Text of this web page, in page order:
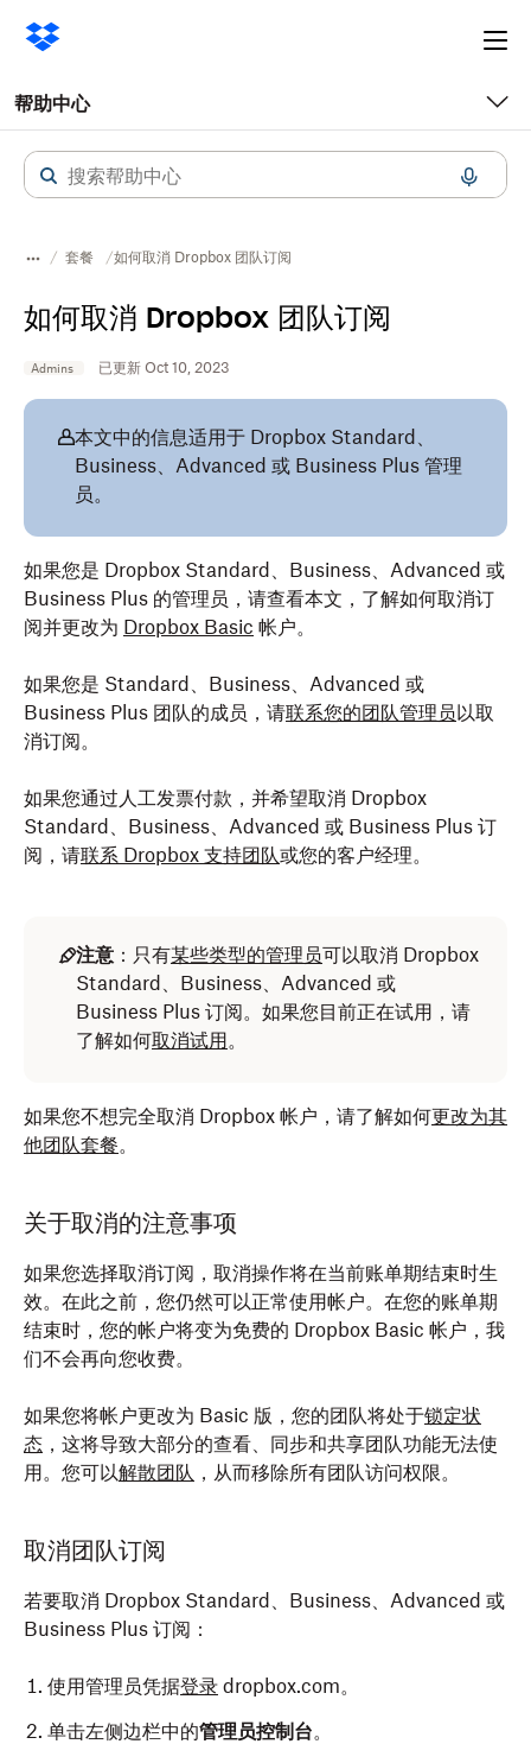
帮助中心
套餐 如何取消 Dropbox 团队订阅
如何取消 Dropbox 团队订阅
Admins 已更新 Oct 10, 2023
本文中的信息适用于 Dropbox Standard、
Business、Advanced 或 Business Plus 管理
员。
如果您是 Dropbox Standard、Business、Advanced 或
Business Plus 的管理员，请查看本文，了解如何取消订
阅并更改为 Dropbox Basic 帐户。
如果您是 Standard、Business、Advanced 或
Business Plus 团队的成员，请联系您的团队管理员以取
消订阅。
如果您通过人工发票付款，并希望取消 Dropbox
Standard、Business、Advanced 或 Business Plus 订
阅，请联系 Dropbox 支持团队或您的客户经理。
注意 ：只有某些类型的管理员可以取消 Dropbox
Standard、Business、Advanced 或
Business Plus 订阅。如果您目前正在试用，请
了解如何取消试用。
如果您不想完全取消 Dropbox 帐户，请了解如何更改为其
他团队套餐。
关于取消的注意事项
如果您选择取消订阅，取消操作将在当前账单期结束时生
效。在此之前，您仍然可以正常使用帐户。在您的账单期
结束时，您的帐户将变为免费的 Dropbox Basic 帐户，我
们不会再向您收费。
如果您将帐户更改为 Basic 版，您的团队将处于锁定状
态 ，这将导致大部分的查看、同步和共享团队功能无法使
用。您可以解散团队 ，从而移除所有团队访问权限。
取消团队订阅
若要取消 Dropbox Standard、Business、Advanced 或
Business Plus 订阅：
使用管理员凭据登录 dropbox.com。
单击左侧边栏中的管理员控制台。